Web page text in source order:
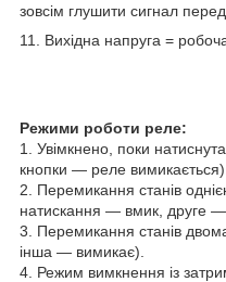
зовсім глушити сигнал
11. Вихідна напруга =
Режими роботи реле:
1. Увімкнено, поки
кнопки — реле вимикається).
2. Перемикання станів
натискання — вмик, друге
3. Перемикання станів
інша — вимикає).
4. Режим вимкнення із